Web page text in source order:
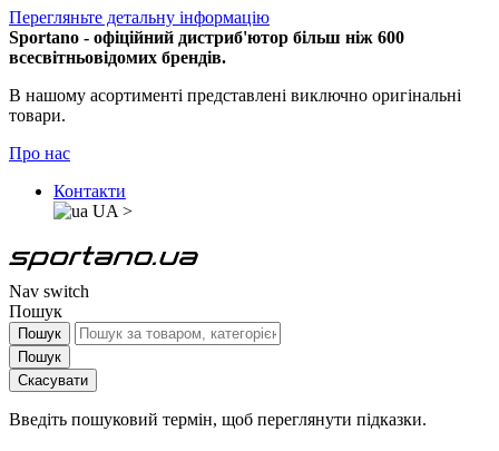
Перегляньте детальну інформацію
Sportano - офіційний дистриб'ютор більш ніж 600
всесвітньовідомих брендів.
В нашому асортименті представлені виключно оригінальні
товари.
Про нас
Контакти
UA >
Nav switch
Пошук
Пошук
Пошук
Скасувати
Введіть пошуковий термін, щоб переглянути підказки.